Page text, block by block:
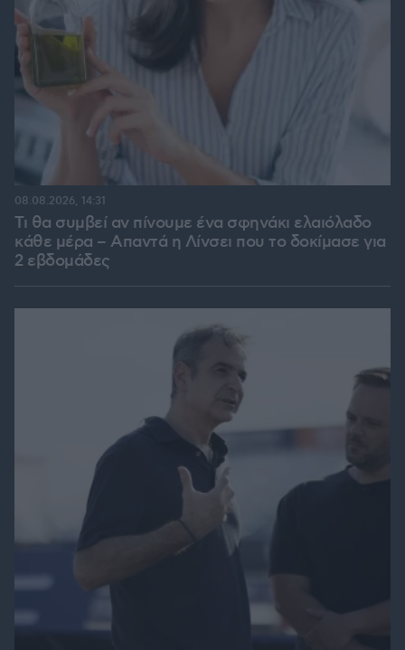
Τι θα συμβεί αν πίνουμε ένα σφηνάκι ελαιόλαδο
κάθε μέρα – Απαντά η Λίνσει που το δοκίμασε για
2 εβδομάδες
08.08.2026, 14:31